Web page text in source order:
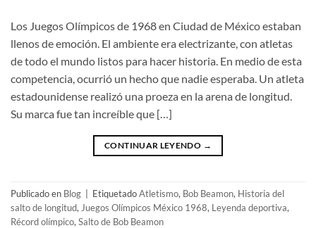
Los Juegos Olímpicos de 1968 en Ciudad de México estaban
llenos de emoción. El ambiente era electrizante, con atletas
de todo el mundo listos para hacer historia. En medio de esta
competencia, ocurrió un hecho que nadie esperaba. Un atleta
estadounidense realizó una proeza en la arena de longitud.
Su marca fue tan increíble que […]
CONTINUAR LEYENDO →
Publicado en Blog EtiquetadoAtletismo, Bob Beamon, Historia del
salto de longitud, Juegos Olímpicos México 1968, Leyenda deportiva,
Récord olímpico, Salto de Bob Beamon